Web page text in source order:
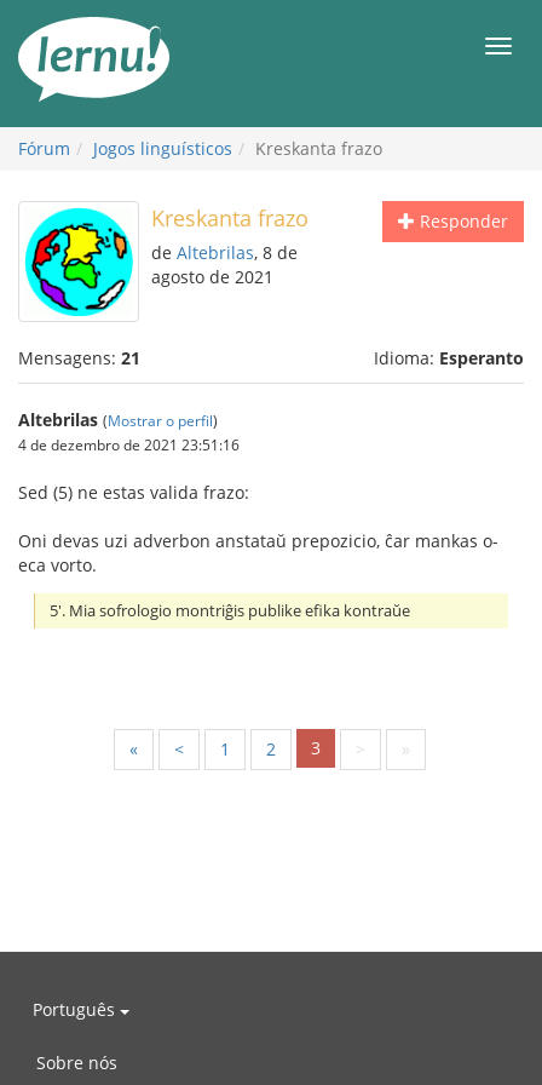
conteúdo
Fórum Jogos linguísticos Kreskanta frazo
Responder
Kreskanta frazo
de Altebrilas, 8 de
agosto de 2021
Mensagens: 21 Idioma: Esperanto
Altebrilas (Mostrar o perfil)
4 de dezembro de 2021 23:51:16
Sed (5) ne estas valida frazo:
Oni devas uzi adverbon anstataŭ prepozicio, ĉar mankas o-
eca vorto.
5'. Mia sofrologio montriĝis publike efika kontraŭe
« < 1 2 3 > »
Português
Sobre nós